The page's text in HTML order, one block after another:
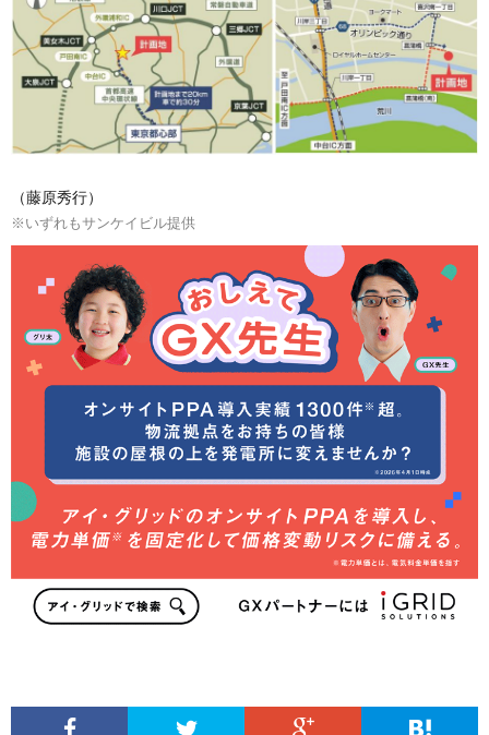
（藤原秀行）
※いずれもサンケイビル提供